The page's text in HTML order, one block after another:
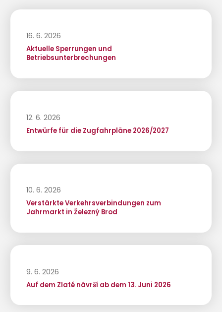
16. 6. 2026
Aktuelle Sperrungen und
Betriebsunterbrechungen
12. 6. 2026
Entwürfe für die Zugfahrpläne 2026/2027
10. 6. 2026
Verstärkte Verkehrsverbindungen zum
Jahrmarkt in Železný Brod
9. 6. 2026
Auf dem Zlaté návrší ab dem 13. Juni 2026